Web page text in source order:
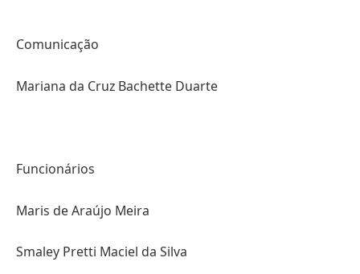
Comunicação
Mariana da Cruz Bachette Duarte
Funcionários
Maris de Araújo Meira
Smaley Pretti Maciel da Silva